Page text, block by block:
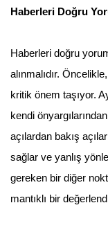
Haberleri Doğru
Haberleri doğru
alınmalıdır.
kritik önem taşıyor.
kendi
açılardan bakış
sağlar ve yanlış
gereken bir diğer
mantıklı bir